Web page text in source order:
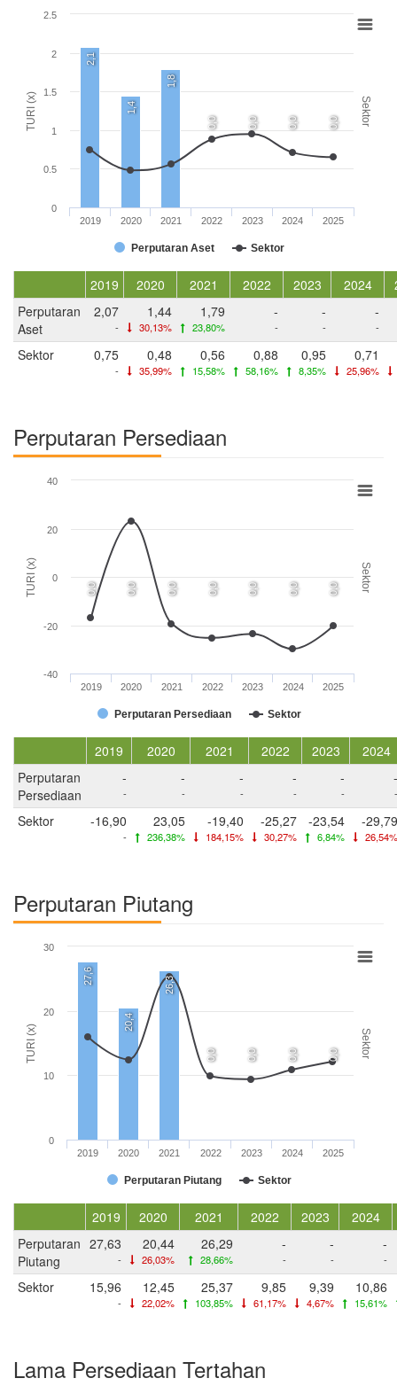
TURI (x) Sektor
2,1
1,4
1,8
0,0 0,0 0,0 0,0
Perputaran Aset Sektor
2019 2020 2021 2022 2023 2024 2025
0
0.5
1
1.5
2
2.5
2019 2020 2021 2022 2023 2024
Perputaran
Aset
2,07
-
1,44
30,13%
1,79
23,80%
-
-
-
-
-
-
Sektor 0,75
-
0,48
35,99%
0,56
15,58%
0,88
58,16%
0,95
8,35%
0,71
25,96%
Perputaran Persediaan
TURI (x) Sektor
0,0 0,0 0,0 0,0 0,0 0,0 0,0
Perputaran Persediaan Sektor
2019 2020 2021 2022 2023 2024 2025
-40
-20
0
20
40
2019 2020 2021 2022 2023
2024
Perputaran
Persediaan
-
-
-
-
-
-
-
-
-
-
-
-
Sektor -16,90
-
23,05
236,38%
-19,40
184,15%
-25,27
30,27%
-23,54
6,84%
-29,79
26,54%
Perputaran Piutang
TURI (x) Sektor
27,6
20,4
26,3
0,0 0,0 0,0 0,0
Perputaran Piutang Sektor
2019 2020 2021 2022 2023 2024 2025
0
10
20
30
2019 2020 2021 2022 2023
2024
Perputaran
Piutang
27,63
-
20,44
26,03%
26,29
28,66%
-
-
-
-
-
-
Sektor 15,96
-
12,45
22,02%
25,37
103,85%
9,85
61,17%
9,39
4,67%
10,86
15,61%
Lama Persediaan Tertahan